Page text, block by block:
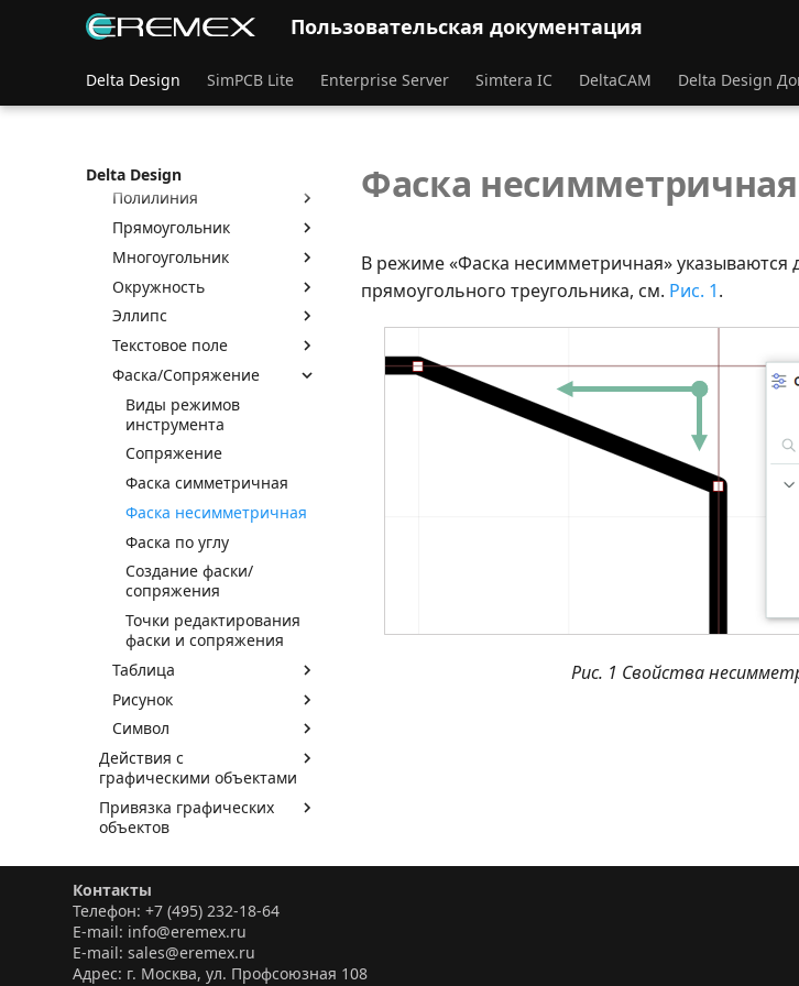
Пользовательская документация
Delta Design SimPCB Lite Enterprise Server Simtera IC DeltaCAM Delta Design
Delta Design
графических объектов
объектов
графических объектов
Полилиния
Прямоугольник
Многоугольник
Окружность
Эллипс
Текстовое поле
Фаска/Сопряжение
Виды режимов
инструмента
Сопряжение
Фаска симметричная
Фаска несимметричная
Фаска по углу
Создание фаски/
сопряжения
Точки редактирования
фаски и сопряжения
Таблица
Рисунок
Символ
Действия с
графическими объектами
Привязка графических
объектов
Измерение расстояния
Размерные линии
Информационная панель
Фаска несимметричная
В режиме «Фаска несимметричная» указываются
прямоугольного треугольника, см. Рис. 1.
Рис. 1 Свойства
Контакты
Телефон: +7 (495) 232-18-64
E-mail: info@eremex.ru
E-mail: sales@eremex.ru
Адрес: г. Москва, ул. Профсоюзная 108